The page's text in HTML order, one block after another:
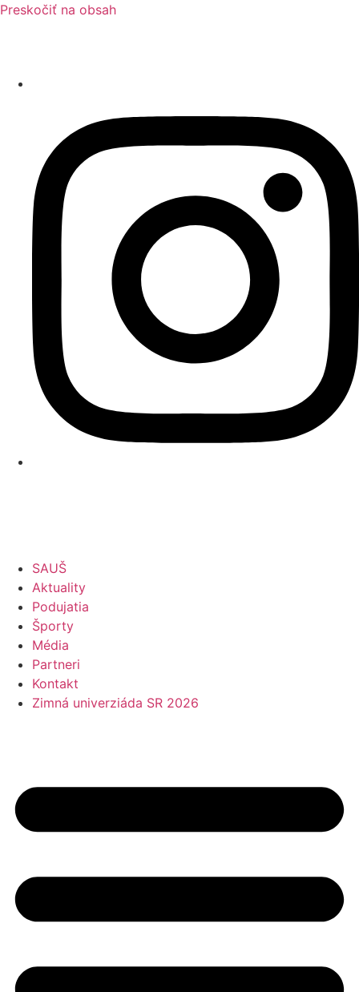
Preskočiť na obsah
SAUŠ
Aktuality
Podujatia
Športy
Média
Partneri
Kontakt
Zimná univerziáda SR 2026